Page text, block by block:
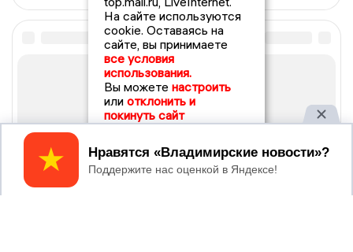
На сайте используются
cookie. Оставаясь на
сайте, вы принимаете
все условия
использования.
Вы можете настроить
или отклонить и
покинуть сайт
Принять